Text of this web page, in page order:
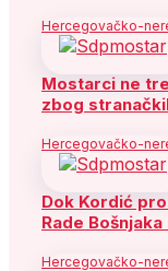
Hercegovačko-
Mostarci ne
zbog
Hercegovačko-
Dok Kordić
Rade
Hercegovačko-